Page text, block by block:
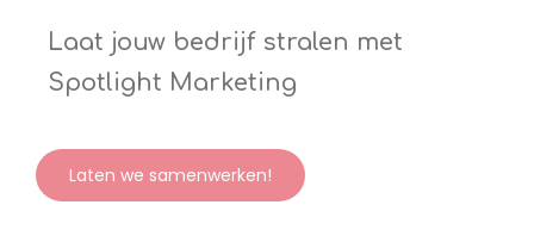
Laat jouw bedrijf stralen met
Spotlight Marketing
Laten we samenwerken!